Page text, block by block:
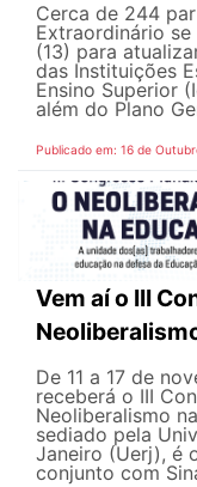
Cerca de 244
Extraordinário
(13) para
das Instituições
Ensino Superior
além do Plano
Publicado em: 16 de
Vem aí o III
De 11 a 17 de
receberá o III
Neoliberalismo
sediado pela
Janeiro (Uerj), é
conjunto com